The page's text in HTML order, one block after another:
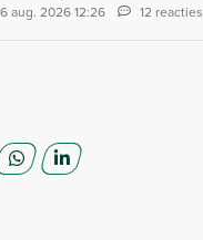
6 aug. 2026 12:26 12 reacties